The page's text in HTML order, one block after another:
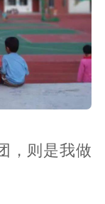
，则是我做